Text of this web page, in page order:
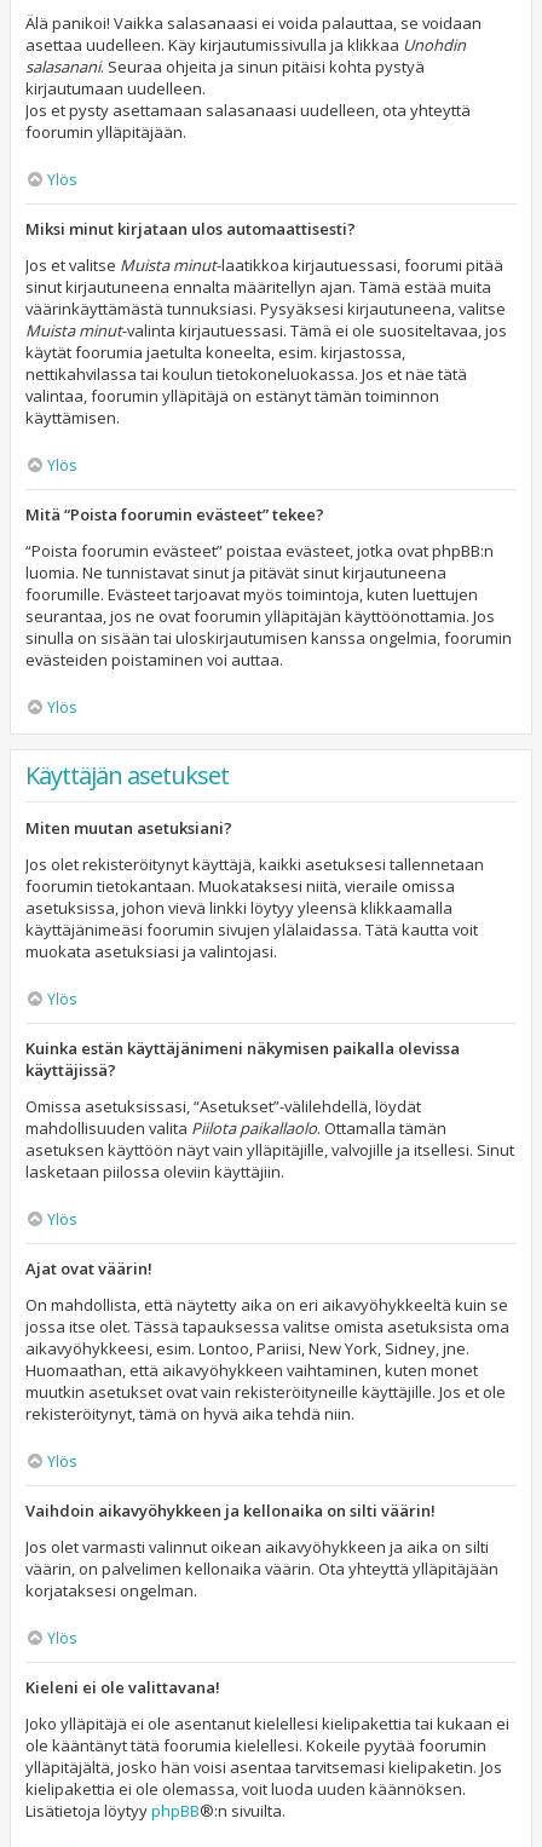
Älä panikoi! Vaikka salasanaasi ei voida palauttaa, se voidaan
asettaa uudelleen. Käy kirjautumissivulla ja klikkaa Unohdin
salasanani. Seuraa ohjeita ja sinun pitäisi kohta pystyä
kirjautumaan uudelleen.
Jos et pysty asettamaan salasanaasi uudelleen, ota yhteyttä
foorumin ylläpitäjään.
Ylös
Miksi minut kirjataan ulos automaattisesti?
Jos et valitse Muista minut-laatikkoa kirjautuessasi, foorumi pitää
sinut kirjautuneena ennalta määritellyn ajan. Tämä estää muita
väärinkäyttämästä tunnuksiasi. Pysyäksesi kirjautuneena, valitse
Muista minut-valinta kirjautuessasi. Tämä ei ole suositeltavaa, jos
käytät foorumia jaetulta koneelta, esim. kirjastossa,
nettikahvilassa tai koulun tietokoneluokassa. Jos et näe tätä
valintaa, foorumin ylläpitäjä on estänyt tämän toiminnon
käyttämisen.
Ylös
Mitä “Poista foorumin evästeet” tekee?
“Poista foorumin evästeet” poistaa evästeet, jotka ovat phpBB:n
luomia. Ne tunnistavat sinut ja pitävät sinut kirjautuneena
foorumille. Evästeet tarjoavat myös toimintoja, kuten luettujen
seurantaa, jos ne ovat foorumin ylläpitäjän käyttöönottamia. Jos
sinulla on sisään tai uloskirjautumisen kanssa ongelmia, foorumin
evästeiden poistaminen voi auttaa.
Ylös
Käyttäjän asetukset
Miten muutan asetuksiani?
Jos olet rekisteröitynyt käyttäjä, kaikki asetuksesi tallennetaan
foorumin tietokantaan. Muokataksesi niitä, vieraile omissa
asetuksissa, johon vievä linkki löytyy yleensä klikkaamalla
käyttäjänimeäsi foorumin sivujen ylälaidassa. Tätä kautta voit
muokata asetuksiasi ja valintojasi.
Ylös
Kuinka estän käyttäjänimeni näkymisen paikalla olevissa
käyttäjissä?
Omissa asetuksissasi, “Asetukset”-välilehdellä, löydät
mahdollisuuden valita Piilota paikallaolo. Ottamalla tämän
asetuksen käyttöön näyt vain ylläpitäjille, valvojille ja itsellesi. Sinut
lasketaan piilossa oleviin käyttäjiin.
Ylös
Ajat ovat väärin!
On mahdollista, että näytetty aika on eri aikavyöhykkeeltä kuin se
jossa itse olet. Tässä tapauksessa valitse omista asetuksista oma
aikavyöhykkeesi, esim. Lontoo, Pariisi, New York, Sidney, jne.
Huomaathan, että aikavyöhykkeen vaihtaminen, kuten monet
muutkin asetukset ovat vain rekisteröityneille käyttäjille. Jos et ole
rekisteröitynyt, tämä on hyvä aika tehdä niin.
Ylös
Vaihdoin aikavyöhykkeen ja kellonaika on silti väärin!
Jos olet varmasti valinnut oikean aikavyöhykkeen ja aika on silti
väärin, on palvelimen kellonaika väärin. Ota yhteyttä ylläpitäjään
korjataksesi ongelman.
Ylös
Kieleni ei ole valittavana!
Joko ylläpitäjä ei ole asentanut kielellesi kielipakettia tai kukaan ei
ole kääntänyt tätä foorumia kielellesi. Kokeile pyytää foorumin
ylläpitäjältä, josko hän voisi asentaa tarvitsemasi kielipaketin. Jos
kielipakettia ei ole olemassa, voit luoda uuden käännöksen.
Lisätietoja löytyyphpBB®:n sivuilta.